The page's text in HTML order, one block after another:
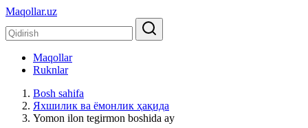
Maqollar.uz
Maqollar
Ruknlar
Bosh sahifa
Яхшилик ва ёмонлик ҳақида
Yomon ilon tegirmon boshida ay